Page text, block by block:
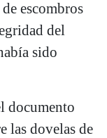
escombros
del
sido
documento
las dovelas de